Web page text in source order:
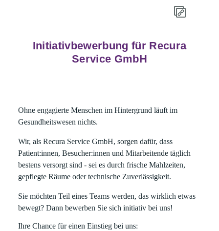
Initiativbewerbung für Recura
Service GmbH
Ohne engagierte Menschen im Hintergrund läuft im
Gesundheitswesen nichts.
Wir, alsRecura Service GmbH, sorgen dafür, dass
Patient:innen, Besucher:innen und Mitarbeitende täglich
bestens versorgt sind - sei es durch frische Mahlzeiten,
gepflegte Räume oder technische Zuverlässigkeit.
Sie möchten Teil eines Teams werden, das wirklich etwas
bewegt? Dann bewerben Sie sich initiativ bei uns!
Ihre Chance für einen Einstieg bei uns: